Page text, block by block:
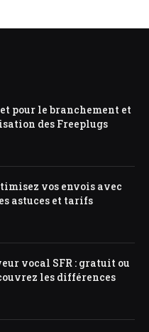
pour le branchement et
des Freeplugs
vos envois avec
astuces et tarifs
vocal SFR : gratuit ou
les différences